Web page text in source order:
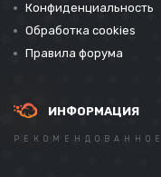
Конфиденциальность
Обработка cookies
Правила форума
ИНФОРМАЦИЯ
РЕКОМЕНДОВАННОЕ